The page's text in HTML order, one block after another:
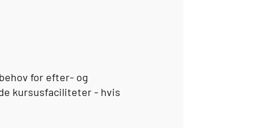
for efter- og
kursusfaciliteter - hvis